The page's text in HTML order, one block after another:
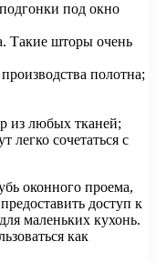
под окно
Такие шторы очень
полотна;
из любых тканей;
сочетаться с
оконного проема,
доступ к
маленьких кухонь.
как